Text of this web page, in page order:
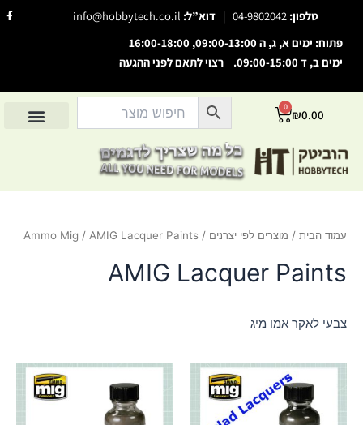
visibility_off השבת את ההבזקים
סמן כותרות
צבע רקע
zoom_out זום (הקטנה)
זום (הגדלה)
add_circle_outline הגדלת גופן
spellcheck גופן קריא
brightness_low ניגודיות כהה
סמן קישורים
טלפון: 04-9802042
| דוא”ל: info@hobbytech.co.il
F
a
פתוח: ימים א, ג, ה 09:00-13:00, 16:00-18:00
ימים ב, ד 09:00-15:00. רצוי לתאם לפני ההגעה
₪0.00
0
עגלת
עמוד הבית / מוצרים לפי יצרנים /
Ammo Mig / AMIG Lacquer Paints
AMIG Lacquer Paints
צבעי לאקר אמו מיג